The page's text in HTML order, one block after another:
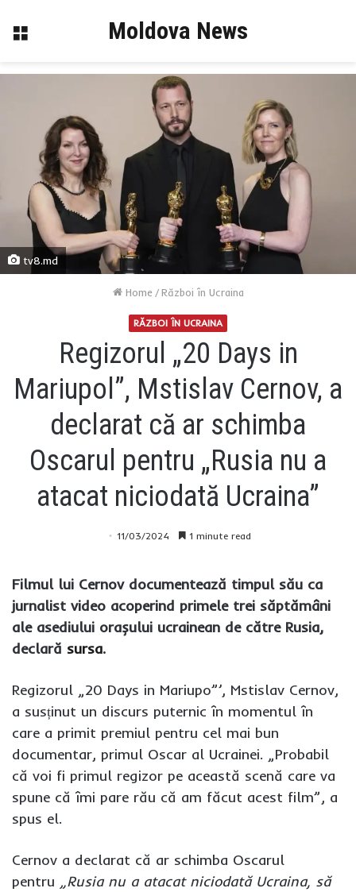
Menu Moldova News
tv8.md
Home / Război în Ucraina
RĂZBOI ÎN UCRAINA
Regizorul „20 Days in
Mariupol”, Mstislav Cernov, a
declarat că ar schimba
Oscarul pentru „Rusia nu a
atacat niciodată Ucraina”
11/03/2024 1 minute read
Filmul lui Cernov documentează timpul său ca
jurnalist video acoperind primele trei săptămâni
ale asediului orașului ucrainean de către Rusia,
declară sursa.
Regizorul „20 Days in Mariupo”’, Mstislav Cernov,
a susținut un discurs puternic în momentul în
care a primit premiul pentru cel mai bun
documentar, primul Oscar al Ucrainei. „Probabil
că voi fi primul regizor pe această scenă care va
spune că îmi pare rău că am făcut acest film”, a
spus el.
Cernov a declarat că ar schimba Oscarul
pentru „Rusia nu a atacat niciodată Ucraina, să